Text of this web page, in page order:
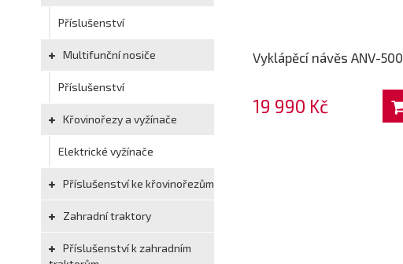
Příslušenství
Multifunční nosiče
Příslušenství
Křovinořezy a vyžínače
Elektrické vyžínače
Příslušenství ke křovinořezům
Zahradní traktory
Příslušenství k zahradním
Vyklápěcí návěs ANV-500
19 990 Kč